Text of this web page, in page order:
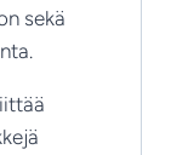
sekä